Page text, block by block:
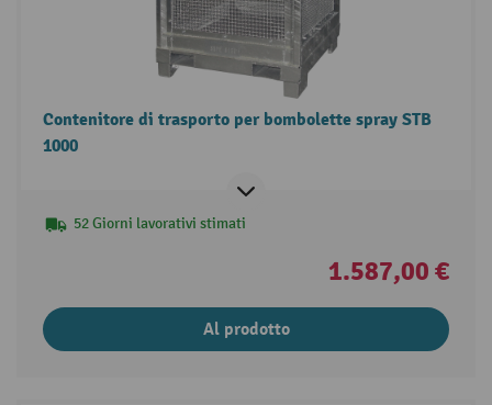
Contenitore di trasporto per bombolette spray STB
1000
52 Giorni lavorativi stimati
1.587,00 €
Al prodotto